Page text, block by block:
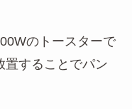
のトースターで
置することでパン